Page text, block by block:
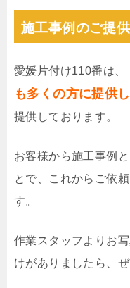
施工事例のご提
愛媛片付け110番は、
も多くの方に提供し
提供しております。
お客様から施工事例
とで、これからご依
す。
作業スタッフよりお
けがありましたら、